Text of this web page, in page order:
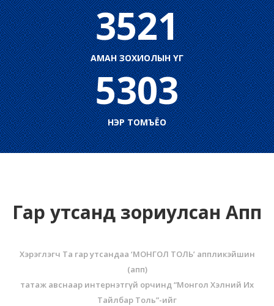
3521
АМАН ЗОХИОЛЫН ҮГ
5303
НЭР ТОМЪЁО
Гар утсанд зориулсан Апп
Хэрэглэгч Та гар утсандаа ‘МОНГОЛ ТОЛЬ’ аппликэйшин
(aпп)
татаж авснаар интернэтгүй орчинд “Монгол Хэлний Их
Тайлбар Толь”-ийг